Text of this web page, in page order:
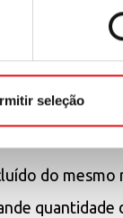
seleção
XIX – e
fomos
Chicalim,
noviças e
do mesmo
quantidade